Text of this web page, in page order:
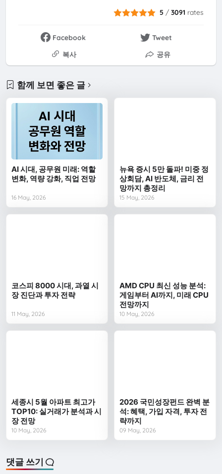
5 /3091 rates
Facebook
Tweet
복사
공유
함께 보면 좋은 글
AI 시대, 공무원 미래: 역할
변화, 역량 강화, 직업 전망
16 May, 2026
뉴욕 증시 5만 돌파! 미중 정
상회담, AI 반도체, 금리 전
망까지 총정리
15 May, 2026
코스피 8000 시대, 과열 시
장 진단과 투자 전략
11 May, 2026
AMD CPU 최신 성능 분석:
게임부터 AI까지, 미래 CPU
전망까지
10 May, 2026
세종시 5월 아파트 최고가
TOP10: 실거래가 분석과 시
장 전망
10 May, 2026
2026 국민성장펀드 완벽 분
석: 혜택, 가입 자격, 투자 전
략까지
09 May, 2026
댓글 쓰기